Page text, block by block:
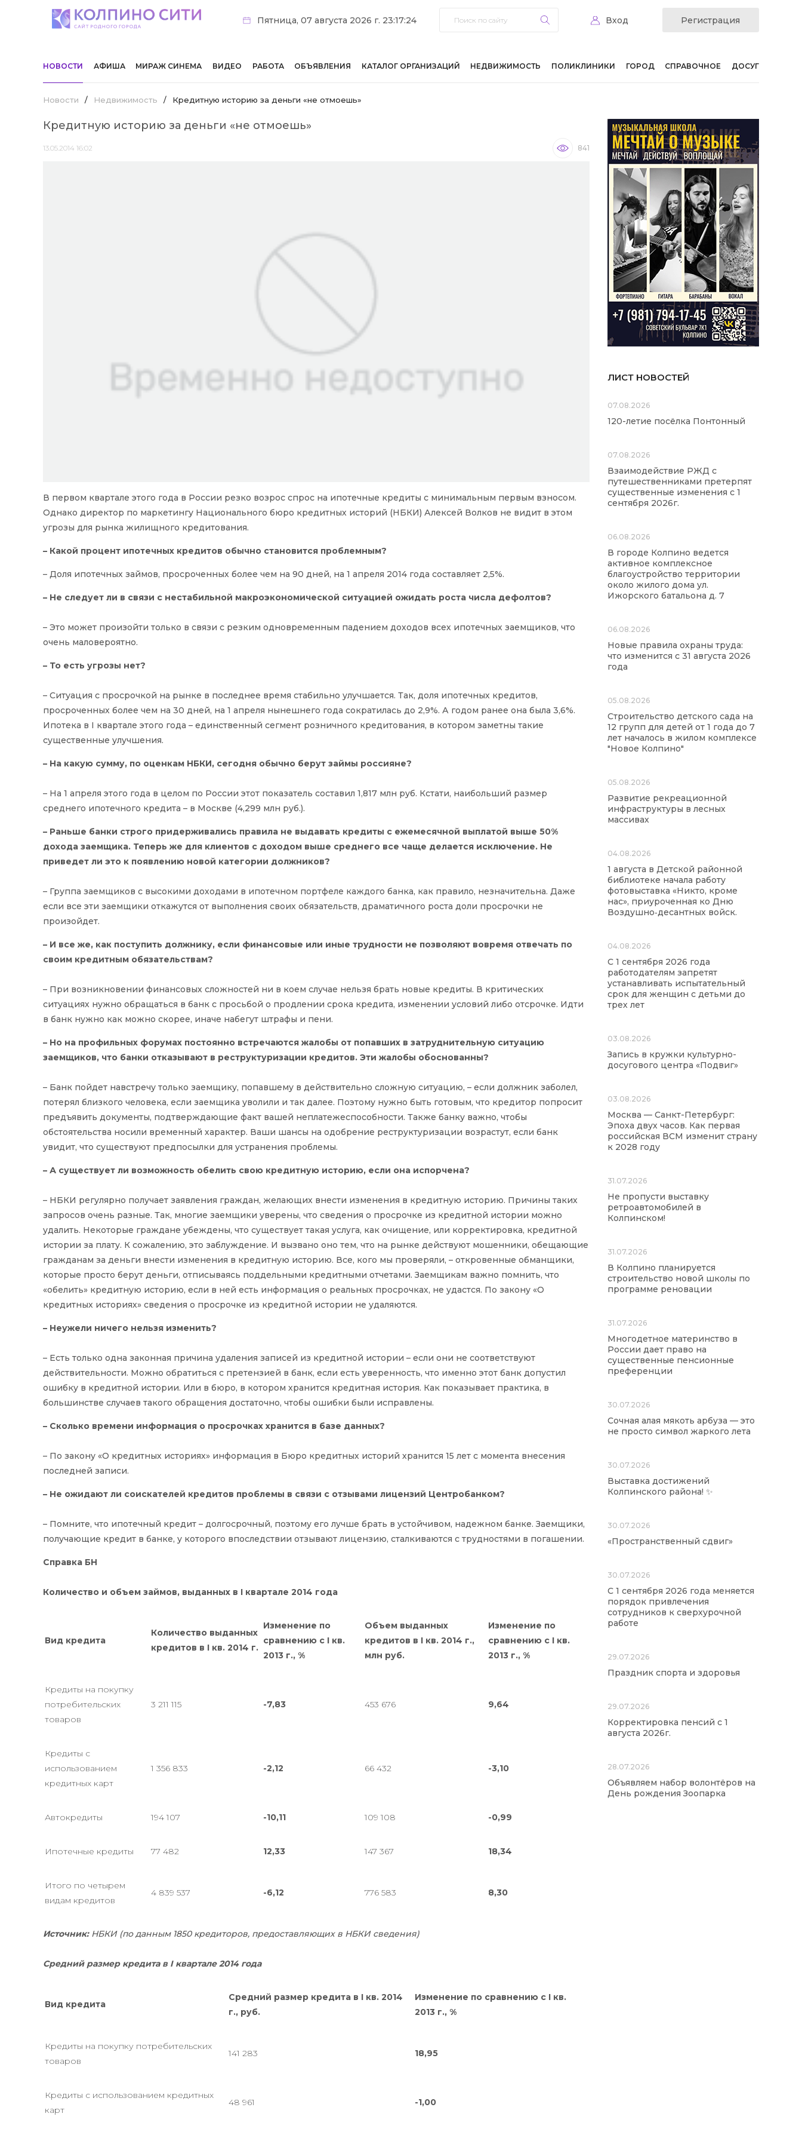
Пятница, 07 августа 2026 г. 23:17:24 Вход Регистрация
НОВОСТИ АФИША МИРАЖ СИНЕМА ВИДЕО РАБОТА ОБЪЯВЛЕНИЯ КАТАЛОГ ОРГАНИЗАЦИЙ НЕДВИЖИМОСТЬ ПОЛИКЛИНИКИ ГОРОД СПРАВОЧНОЕ ДОСУГ
Новости / Недвижимость / Кредитную историю за деньги «не отмоешь»
Кредитную историю за деньги «не отмоешь»
13.05.2014 16:02 841
В первом квартале этого года в России резко возрос спрос на ипотечные кредиты с минимальным первым взносом.
Однако директор по маркетингу Национального бюро кредитных историй (НБКИ) Алексей Волков не видит в этом
угрозы для рынка жилищного кредитования.
– Какой процент ипотечных кредитов обычно становится проблемным?
– Доля ипотечных займов, просроченных более чем на 90 дней, на 1 апреля 2014 года составляет 2,5%.
– Не следует ли в связи с нестабильной макроэкономической ситуацией ожидать роста числа дефолтов?
– Это может произойти только в связи с резким одновременным падением доходов всех ипотечных заемщиков, что
очень маловероятно.
– То есть угрозы нет?
– Ситуация с просрочкой на рынке в последнее время стабильно улучшается. Так, доля ипотечных кредитов,
просроченных более чем на 30 дней, на 1 апреля нынешнего года сократилась до 2,9%. А годом ранее она была 3,6%.
Ипотека в I квартале этого года – единственный сегмент розничного кредитования, в котором заметны такие
существенные улучшения.
– На какую сумму, по оценкам НБКИ, сегодня обычно берут займы россияне?
– На 1 апреля этого года в целом по России этот показатель составил 1,817 млн руб. Кстати, наибольший размер
среднего ипотечного кредита – в Москве (4,299 млн руб.).
– Раньше банки строго придерживались правила не выдавать кредиты с ежемесячной выплатой выше 50%
дохода заемщика. Теперь же для клиентов с доходом выше среднего все чаще делается исключение. Не
приведет ли это к появлению новой категории должников?
– Группа заемщиков с высокими доходами в ипотечном портфеле каждого банка, как правило, незначительна. Даже
если все эти заемщики откажутся от выполнения своих обязательств, драматичного роста доли просрочки не
произойдет.
– И все же, как поступить должнику, если финансовые или иные трудности не позволяют вовремя отвечать по
своим кредитным обязательствам?
– При возникновении финансовых сложностей ни в коем случае нельзя брать новые кредиты. В критических
ситуациях нужно обращаться в банк с просьбой о продлении срока кредита, изменении условий либо отсрочке. Идти
в банк нужно как можно скорее, иначе набегут штрафы и пени.
– Но на профильных форумах постоянно встречаются жалобы от попавших в затруднительную ситуацию
заемщиков, что банки отказывают в реструктуризации кредитов. Эти жалобы обоснованны?
– Банк пойдет навстречу только заемщику, попавшему в действительно сложную ситуацию, – если должник заболел,
потерял близкого человека, если заемщика уволили и так далее. Поэтому нужно быть готовым, что кредитор попросит
предъявить документы, подтверждающие факт вашей неплатежеспособности. Также банку важно, чтобы
обстоятельства носили временный характер. Ваши шансы на одобрение реструктуризации возрастут, если банк
увидит, что существуют предпосылки для устранения проблемы.
– А существует ли возможность обелить свою кредитную историю, если она испорчена?
– НБКИ регулярно получает заявления граждан, желающих внести изменения в кредитную историю. Причины таких
запросов очень разные. Так, многие заемщики уверены, что сведения о просрочке из кредитной истории можно
удалить. Некоторые граждане убеждены, что существует такая услуга, как очищение, или корректировка, кредитной
истории за плату. К сожалению, это заблуждение. И вызвано оно тем, что на рынке действуют мошенники, обещающие
гражданам за деньги внести изменения в кредитную историю. Все, кого мы проверяли, – откровенные обманщики,
которые просто берут деньги, отписываясь поддельными кредитными отчетами. Заемщикам важно помнить, что
«обелить» кредитную историю, если в ней есть информация о реальных просрочках, не удастся. По закону «О
кредитных историях» сведения о просрочке из кредитной истории не удаляются.
– Неужели ничего нельзя изменить?
– Есть только одна законная причина удаления записей из кредитной истории – если они не соответствуют
действительности. Можно обратиться с претензией в банк, если есть уверенность, что именно этот банк допустил
ошибку в кредитной истории. Или в бюро, в котором хранится кредитная история. Как показывает практика, в
большинстве случаев такого обращения достаточно, чтобы ошибки были исправлены.
– Сколько времени информация о просрочках хранится в базе данных?
– По закону «О кредитных историях» информация в Бюро кредитных историй хранится 15 лет с момента внесения
последней записи.
– Не ожидают ли соискателей кредитов проблемы в связи с отзывами лицензий Центробанком?
– Помните, что ипотечный кредит – долгосрочный, поэтому его лучше брать в устойчивом, надежном банке. Заемщики,
получающие кредит в банке, у которого впоследствии отзывают лицензию, сталкиваются с трудностями в погашении.
Справка БН
Количество и объем займов, выданных в I квартале 2014 года
Вид кредита
Количество выданных
кредитов в I кв. 2014 г.
Изменение по
сравнению с I кв.
2013 г., %
Объем выданных
кредитов в I кв. 2014 г.,
млн руб.
Изменение по
сравнению с I кв.
2013 г., %
Кредиты на покупку
потребительских
товаров
3 211 115 -7,83 453 676 9,64
Кредиты с
использованием
кредитных карт
1 356 833 -2,12 66 432 -3,10
Автокредиты 194 107 -10,11 109 108 -0,99
Ипотечные кредиты 77 482 12,33 147 367 18,34
Итого по четырем
видам кредитов
4 839 537 -6,12 776 583 8,30
Источник:НБКИ (по данным 1850 кредиторов, предоставляющих в НБКИ сведения)
Средний размер кредита в I квартале 2014 года
Вид кредита
Средний размер кредита в I кв. 2014
г., руб.
Изменение по сравнению с I кв.
2013 г., %
Кредиты на покупку потребительских
товаров
141 283 18,95
Кредиты с использованием кредитных
карт
48 961 -1,00
ЛИСТ НОВОСТЕЙ
07.08.2026
120-летие посёлка Понтонный
07.08.2026
Взаимодействие РЖД с
путешественниками претерпят
существенные изменения с 1
сентября 2026г.
06.08.2026
В городе Колпино ведется
активное комплексное
благоустройство территории
около жилого дома ул.
Ижорского батальона д. 7
06.08.2026
Новые правила охраны труда:
что изменится с 31 августа 2026
года
05.08.2026
Строительство детского сада на
12 групп для детей от 1 года до 7
лет началось в жилом комплексе
"Новое Колпино"
05.08.2026
Развитие рекреационной
инфраструктуры в лесных
массивах
04.08.2026
1 августа в Детской районной
библиотеке начала работу
фотовыставка «Никто, кроме
нас», приуроченная ко Дню
Воздушно‑десантных войск.
04.08.2026
С 1 сентября 2026 года
работодателям запретят
устанавливать испытательный
срок для женщин с детьми до
трех лет
03.08.2026
Запись в кружки культурно-
досугового центра «Подвиг»
03.08.2026
Москва — Санкт-Петербург:
Эпоха двух часов. Как первая
российская ВСМ изменит страну
к 2028 году
31.07.2026
Не пропусти выставку
ретроавтомобилей в
Колпинском!
31.07.2026
В Колпино планируется
строительство новой школы по
программе реновации
31.07.2026
Многодетное материнство в
России дает право на
существенные пенсионные
преференции
30.07.2026
Сочная алая мякоть арбуза — это
не просто символ жаркого лета
30.07.2026
Выставка достижений
Колпинского района! ✨
30.07.2026
«Пространственный сдвиг»
30.07.2026
С 1 сентября 2026 года меняется
порядок привлечения
сотрудников к сверхурочной
работе
29.07.2026
Праздник спорта и здоровья
29.07.2026
Корректировка пенсий с 1
августа 2026г.
28.07.2026
Объявляем набор волонтёров на
День рождения Зоопарка